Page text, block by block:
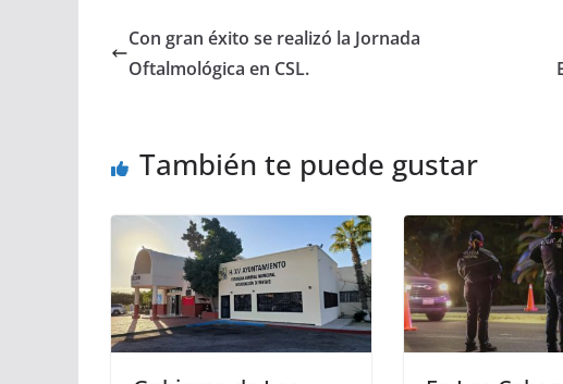
Con gran éxito se realizó la Jornada
Oftalmológica en CSL.
También te puede gustar